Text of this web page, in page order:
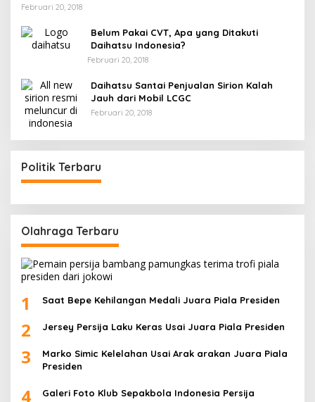
Februari 20, 2018
Belum Pakai CVT, Apa yang Ditakuti
Daihatsu Indonesia?
Februari 20, 2018
Daihatsu Santai Penjualan Sirion Kalah
Jauh dari Mobil LCGC
Februari 20, 2018
Politik Terbaru
Olahraga Terbaru
1 Saat Bepe Kehilangan Medali Juara Piala Presiden
2 Jersey Persija Laku Keras Usai Juara Piala Presiden
3
Marko Simic Kelelahan Usai Arak arakan Juara Piala
Presiden
4
Galeri Foto Klub Sepakbola Indonesia Persija